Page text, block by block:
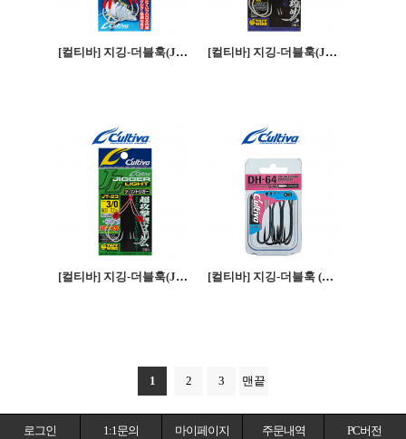
[컬티바] 지깅-더블훅(JTL-22) [컬티바] 지깅-더블훅(JT-27)
[컬티바] 지깅-더블훅(JT-23) [컬티바] 지깅-더블훅 (DH-64)
1 2 3 맨끝
로그인 1:1문의 마이페이지 주문내역 PC버전